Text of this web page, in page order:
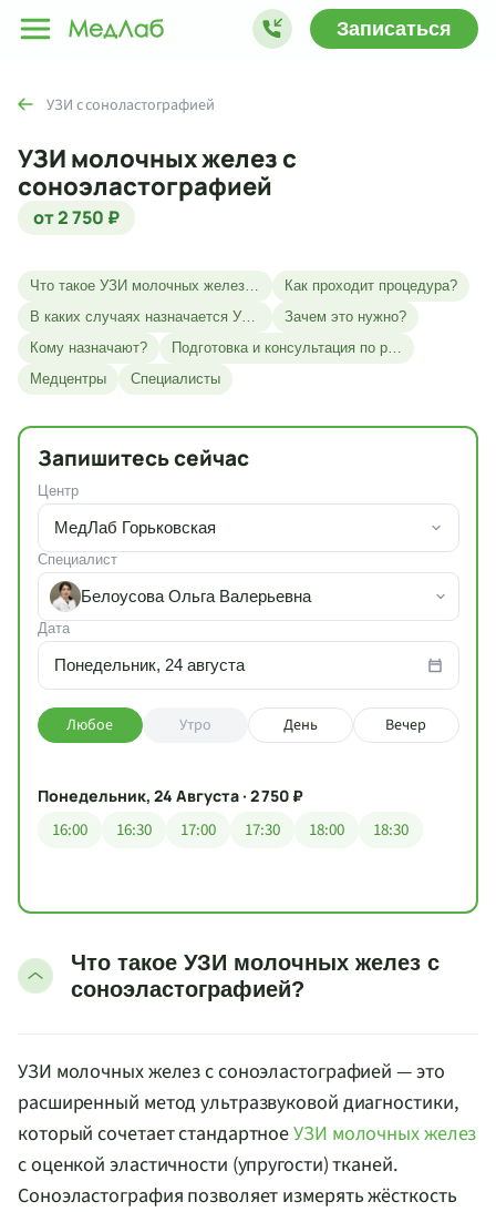
Записаться
УЗИ с соноластографией
Запишитесь сейчас
Центр
МедЛаб Горьковская
Специалист
Белоусова Ольга Валерьевна
Дата
Понедельник, 24 августа
Любое Утро День Вечер
Понедельник, 24 Августа · 2 750 ₽
16:00 16:30 17:00 17:30 18:00 18:30
УЗИ молочных желез с
соноэластографией
от 2 750 ₽
Что такое УЗИ молочных желез с соноэластографией?
Как проходит процедура?
В каких случаях назначается УЗИ с соноэластографией?
Зачем это нужно?
Кому назначают?
Подготовка и консультация по результатам
Медцентры
Специалисты
Что такое УЗИ молочных желез с
соноэластографией?
УЗИ молочных желез с соноэластографией — это
расширенный метод ультразвуковой диагностики,
который сочетает стандартноеУЗИ молочных желез
с оценкой эластичности (упругости) тканей.
Соноэластография позволяет измерять жёсткость